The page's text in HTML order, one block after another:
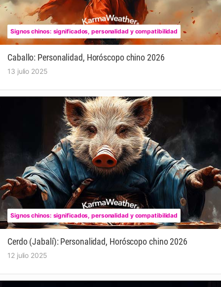
Signos chinos: significados, personalidad y compatibilidad
Caballo: Personalidad, Horóscopo chino 2026
13 julio 2025
Signos chinos: significados, personalidad y compatibilidad
Cerdo (Jabalí): Personalidad, Horóscopo chino 2026
12 julio 2025